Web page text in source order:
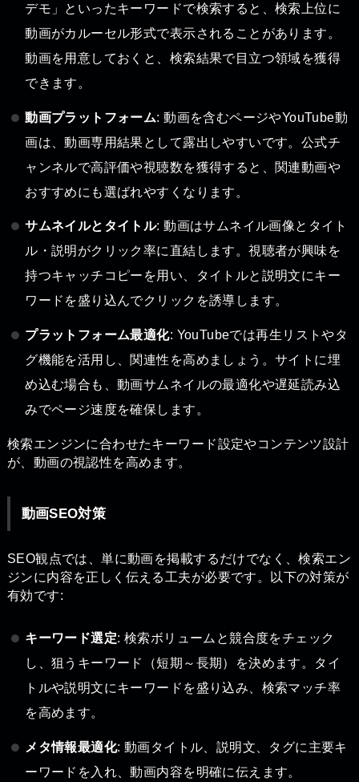
デモ」といったキーワードで検索すると、検索上位に
動画がカルーセル形式で表示されることがあります。
動画を用意しておくと、検索結果で目立つ領域を獲得
できます。
動画プラットフォーム: 動画を含むページやYouTube動
画は、動画専用結果として露出しやすいです。公式チ
ャンネルで高評価や視聴数を獲得すると、関連動画や
おすすめにも選ばれやすくなります。
サムネイルとタイトル: 動画はサムネイル画像とタイト
ル・説明がクリック率に直結します。視聴者が興味を
持つキャッチコピーを用い、タイトルと説明文にキー
ワードを盛り込んでクリックを誘導します。
プラットフォーム最適化: YouTubeでは再生リストやタ
グ機能を活用し、関連性を高めましょう。サイトに埋
め込む場合も、動画サムネイルの最適化や遅延読み込
みでページ速度を確保します。
検索エンジンに合わせたキーワード設定やコンテンツ設計
が、動画の視認性を高めます。
動画SEO対策
SEO観点では、単に動画を掲載するだけでなく、検索エン
ジンに内容を正しく伝える工夫が必要です。以下の対策が
有効です:
キーワード選定: 検索ボリュームと競合度をチェック
し、狙うキーワード（短期～長期）を決めます。タイ
トルや説明文にキーワードを盛り込み、検索マッチ率
を高めます。
メタ情報最適化: 動画タイトル、説明文、タグに主要キ
ーワードを入れ、動画内容を明確に伝えます。